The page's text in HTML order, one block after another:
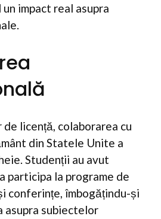
impact real asupra
licență, colaborarea cu
din Statele Unite a
Studenții au avut
participa la programe de
conferințe, îmbogățindu-și
subiectelor